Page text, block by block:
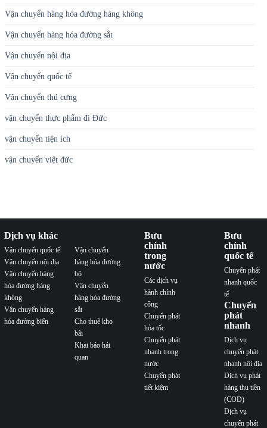
Vận chuyển hàng hóa đường hàng không
Vận chuyển hàng hóa đường sắt
Vận chuyển nội địa
Vận chuyển quốc tế
Vận chuyển thú cưng
vận chuyển thực phẩm đi Đức
vận chuyển tiện ích
vận chuyển việt đức
Dịch vụ khác
Vận chuyển quốc tế
Vận chuyển nội địa
Vận chuyển hàng
hóa đường hàng
không
Vận chuyển hàng
hóa đường biển
Vận chuyển
hàng hóa đường
bộ
Vận chuyển
hàng hóa đường
sắt
Cho thuê kho
bãi
Khai báo hải
quan
Bưu
chính
trong
nước
Các dịch vụ
hành chính
công
Chuyển phát
hỏa tốc
Chuyển phát
nhanh trong
nước
Chuyển phát
tiết kiệm
Bưu
chính
quốc tế
Chuyển phát
nhanh quốc
tế
Chuyển
phát
nhanh
Dịch vụ
chuyển phát
nhanh nội địa
Dịch vụ phát
hàng thu tiền
(COD)
Dịch vụ
chuyển phát